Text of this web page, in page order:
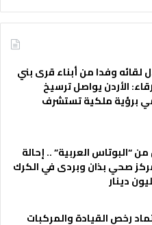
لقائه وفدا من أبناء قرى بني
الأردن يواصل ترسيخ
برؤية ملكية تستشرف
“البوتاس العربية” .. إحالة
صحي بذان وبردى في الكرك
رخص القيادة والمركبات